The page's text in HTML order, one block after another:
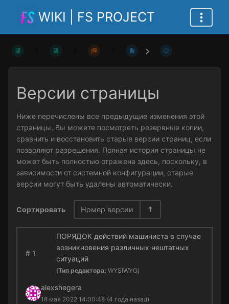
WIKI | FS PROJECT
Версии страницы
Ниже перечислены все предыдущие изменения этой
страницы. Вы можете посмотреть резервные копии,
сравнить и восстановить старые версии страниц, если
позволяют разрешения. Полная история страницы не
может быть полностью отражена здесь, поскольку, в
зависимости от системной конфигурации, старые
версии могут быть удалены автоматически.
Сортировать Номер версии
#1
ПОРЯДОК действий машиниста в случае
возникновения различных нештатных
ситуаций
(Тип редактора: WYSIWYG)
alexshegera
18 мая 2022 14:00:48 (4 года назад)